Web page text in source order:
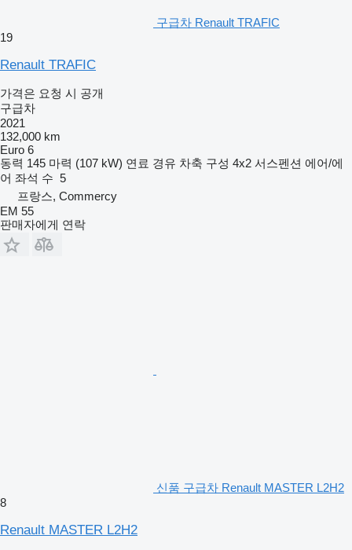
구급차 Renault TRAFIC
19
Renault TRAFIC
가격은 요청 시 공개
구급차
2021
132,000 km
Euro 6
동력 145 마력 (107 kW) 연료 경유 차축 구성 4x2 서스펜션 에어/에
어 좌석 수 5
프랑스, Commercy
EM 55
판매자에게 연락
신품 구급차 Renault MASTER L2H2
8
Renault MASTER L2H2